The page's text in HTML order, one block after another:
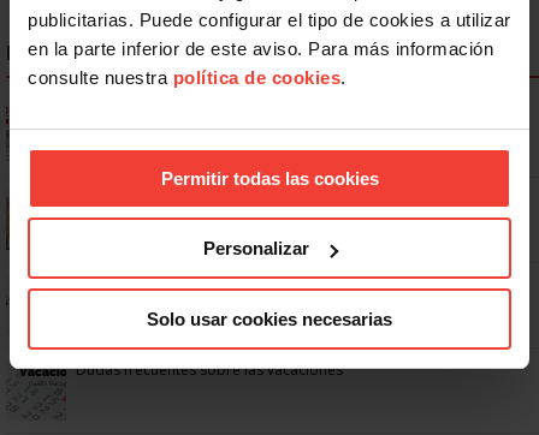
publicitarias. Puede configurar el tipo de cookies a utilizar
en la parte inferior de este aviso. Para más información
consulte nuestra política de cookies.
Permitir todas las cookies
Personalizar
Solo usar cookies necesarias
NOTICIAS MÁS LEÍDAS
anticipada por discapacidad
No: si un festivo cae en sábado, no tienen por qué darte un día
Dudas frecuentes sobre las vacaciones